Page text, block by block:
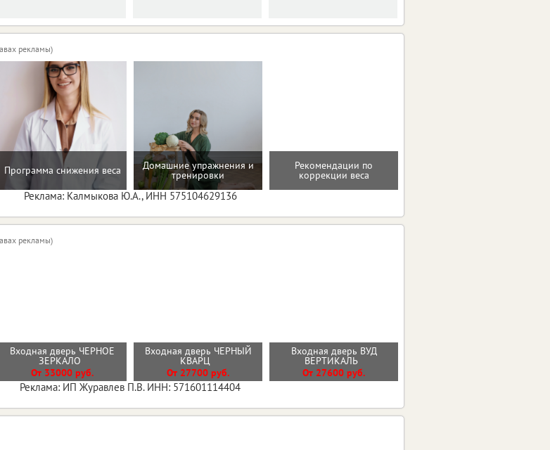
рекламы)
Программа снижения веса Домашние упражнения и
тренировки
Рекомендации по
коррекции веса
Реклама: Калмыкова Ю.А., ИНН 575104629136
рекламы)
Входная дверь ЧЕРНОЕ
ЗЕРКАЛО
От 33000 руб.
Входная дверь ЧЕРНЫЙ
КВАРЦ
От 27700 руб.
Входная дверь ВУД
ВЕРТИКАЛЬ
От 27600 руб.
Реклама: ИП Журавлев П.В. ИНН: 571601114404